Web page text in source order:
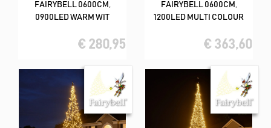
FAIRYBELL 0600CM,
0900LED WARM WIT
€ 280,95
FAIRYBELL 0600CM,
1200LED MULTI COLOUR
€ 363,60